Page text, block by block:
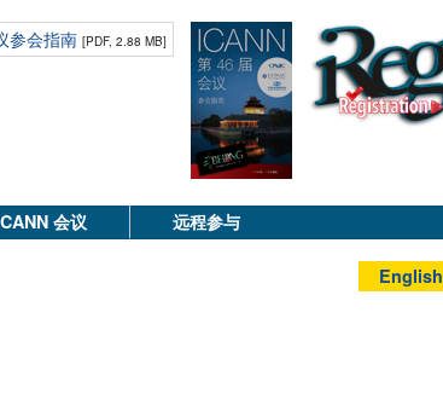
参会指南 [PDF, 2.88 MB]
会议 远程参与
English